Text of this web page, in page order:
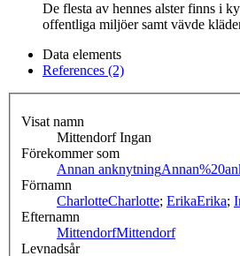
De flesta av hennes alster finns i
offentliga miljöer samt vävde
Data elements
References (2)
Visat namn
Mittendorf Ingan
Förekommer som
Annan anknytning
Förnamn
CharlotteCharlotte; ErikaErika;
Efternamn
MittendorfMittendorf
Levnadsår